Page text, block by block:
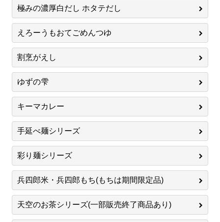
極みの濃厚白だし ホタテだし
えろーうもおてごめんつゆ
割烹がえし
ゆずの雫
キーマカレー
手延べ麺シリーズ
彩り麺シリーズ
兵四郎米・兵四郎もち(もちは期間限定品)
天空のお茶シリーズ(一部販売終了商品あり)